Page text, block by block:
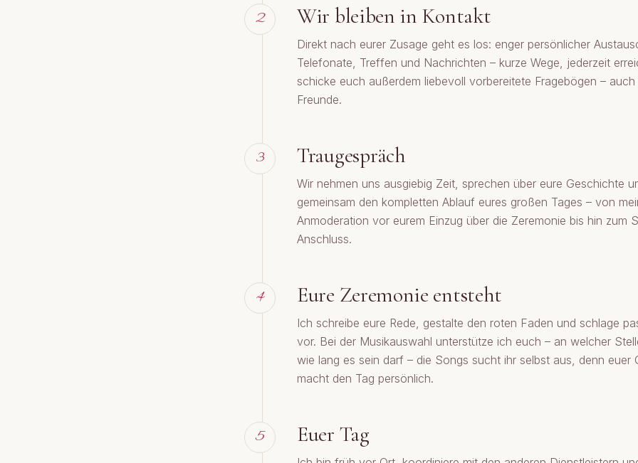
2 Wir bleiben in Kontakt
Direkt nach eurer Zusage geht es los: enger persönlicher
Telefonate, Treffen und Nachrichten – kurze Wege, jederzeit
schicke euch außerdem liebevoll vorbereitete Fragebögen –
Freunde.
3 Traugespräch
Wir nehmen uns ausgiebig Zeit, sprechen über eure Geschichte
gemeinsam den kompletten Ablauf eures großen Tages – von
Anmoderation vor eurem Einzug über die Zeremonie bis hin zum
Anschluss.
4 Eure Zeremonie entsteht
Ich schreibe eure Rede, gestalte den roten Faden und schlage
vor. Bei der Musikauswahl unterstütze ich euch – an welcher
wie lang es sein darf – die Songs sucht ihr selbst aus, denn euer
macht den Tag persönlich.
5 Euer Tag